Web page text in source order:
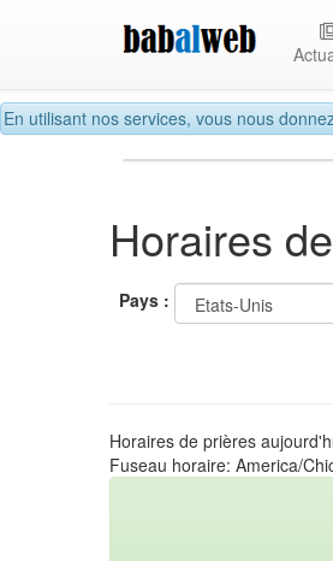
En utilisant nos services, vous nous
Horaires
Pays :
Horaires de prières
Fuseau horaire: America/